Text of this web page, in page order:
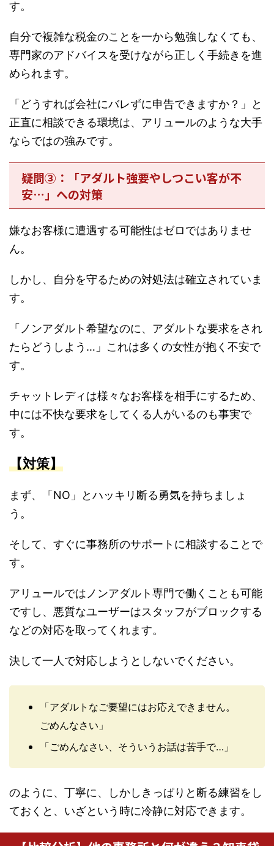
す。
自分で複雑な税金のことを一から勉強しなくても、
専門家のアドバイスを受けながら正しく手続きを進
められます。
「どうすれば会社にバレずに申告できますか？」と
正直に相談できる環境は、アリュールのような大手
ならではの強みです。
疑問③：「アダルト強要やしつこい客が不
安…」への対策
嫌なお客様に遭遇する可能性はゼロではありませ
ん。
しかし、自分を守るための対処法は確立されていま
す。
「ノンアダルト希望なのに、アダルトな要求をされ
たらどうしよう…」これは多くの女性が抱く不安で
す。
チャットレディは様々なお客様を相手にするため、
中には不快な要求をしてくる人がいるのも事実で
す。
【対策】
まず、「NO」とハッキリ断る勇気を持ちましょ
う。
そして、すぐに事務所のサポートに相談することで
す。
アリュールではノンアダルト専門で働くことも可能
ですし、悪質なユーザーはスタッフがブロックする
などの対応を取ってくれます。
決して一人で対応しようとしないでください。
「アダルトなご要望にはお応えできません。
ごめんなさい」
「ごめんなさい、そういうお話は苦手で…」
のように、丁寧に、しかしきっぱりと断る練習をし
ておくと、いざという時に冷静に対応できます。